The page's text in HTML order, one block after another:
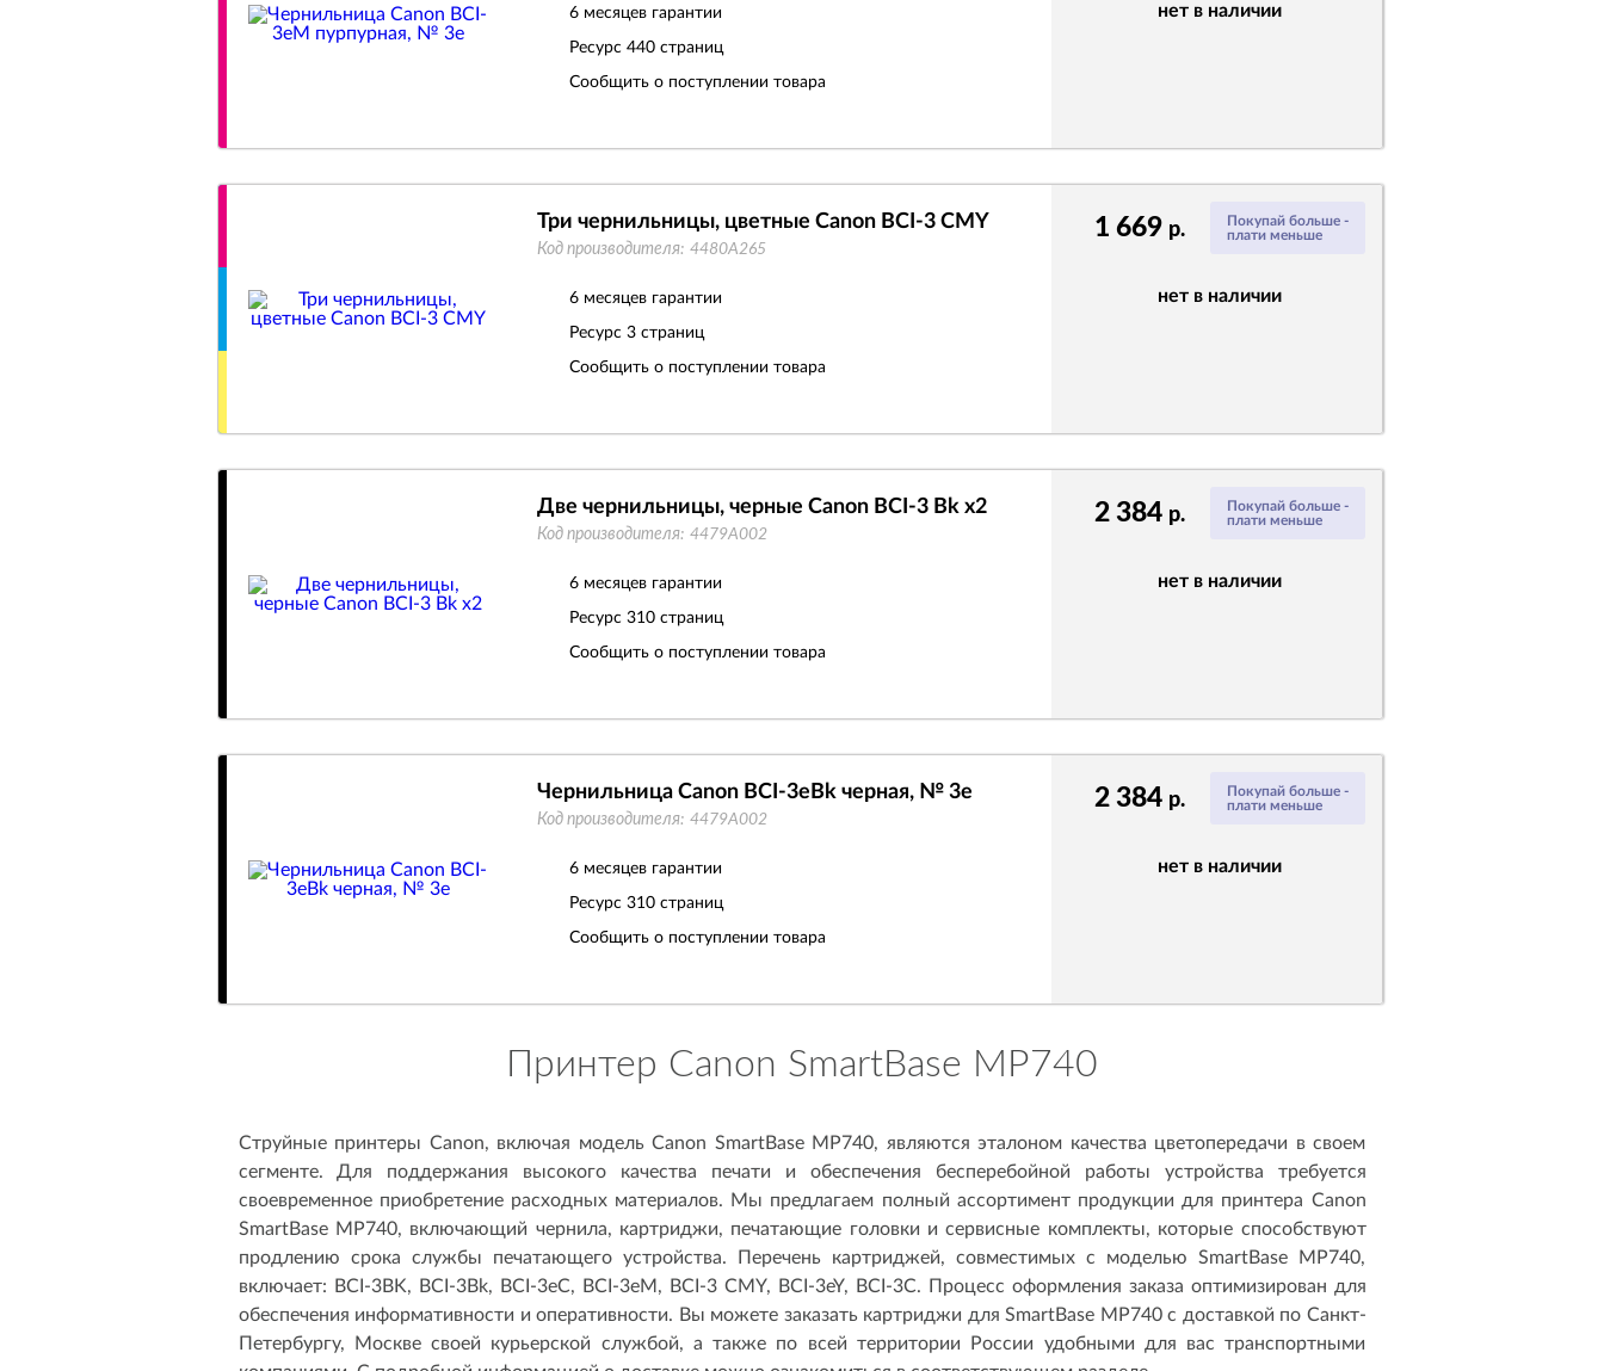
нет в наличии
6 месяцев гарантии
Ресурс 440 страниц
Сообщить о поступлении товара
Покупай больше -
плати меньше
1 669 р.
нет в наличии
Три чернильницы, цветные Canon BCI-3 CMY
Код производителя: 4480A265
6 месяцев гарантии
Ресурс 3 страниц
Сообщить о поступлении товара
Покупай больше -
плати меньше
2 384 р.
нет в наличии
Две чернильницы, черные Canon BCI-3 Bk x2
Код производителя: 4479A002
6 месяцев гарантии
Ресурс 310 страниц
Сообщить о поступлении товара
Покупай больше -
плати меньше
2 384 р.
нет в наличии
Чернильница Canon BCI-3eBk черная, № 3e
Код производителя: 4479A002
6 месяцев гарантии
Ресурс 310 страниц
Сообщить о поступлении товара
Принтер Canon SmartBase MP740
Струйные принтеры Canon, включая модель Canon SmartBase MP740, являются эталоном качества цветопередачи в своем
сегменте. Для поддержания высокого качества печати и обеспечения бесперебойной работы устройства требуется
своевременное приобретение расходных материалов. Мы предлагаем полный ассортимент продукции для принтера Canon
SmartBase MP740, включающий чернила, картриджи, печатающие головки и сервисные комплекты, которые способствуют
продлению срока службы печатающего устройства. Перечень картриджей, совместимых с моделью SmartBase MP740,
включает: BCI-3BK, BCI-3Bk, BCI-3eC, BCI-3eM, BCI-3 CMY, BCI-3eY, BCI-3C. Процесс оформления заказа оптимизирован для
обеспечения информативности и оперативности. Вы можете заказать картриджи для SmartBase MP740 с доставкой по Санкт-
Петербургу, Москве своей курьерской службой, а также по всей территории России удобными для вас транспортными